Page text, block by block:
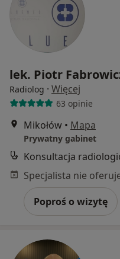
lek. Piotr
Radiolog · Więcej
63 opinie
Mikołów • Mapa
Prywatny gabinet
Konsultacja
Poproś o wizytę